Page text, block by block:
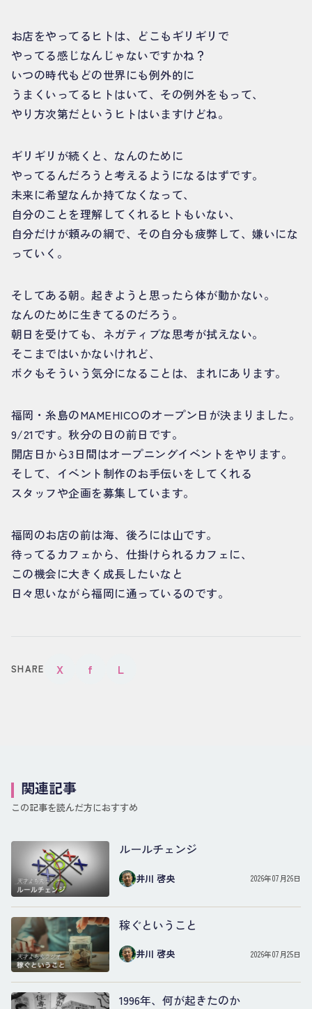
お店をやってるヒトは、どこもギリギリで
やってる感じなんじゃないですかね？
いつの時代もどの世界にも例外的に
うまくいってるヒトはいて、その例外をもって、
やり方次第だというヒトはいますけどね。
ギリギリが続くと、なんのために
やってるんだろうと考えるようになるはずです。
未来に希望なんか持てなくなって、
自分のことを理解してくれるヒトもいない、
自分だけが頼みの綱で、その自分も疲弊して、嫌いにな
っていく。
そしてある朝。起きようと思ったら体が動かない。
なんのために生きてるのだろう。
朝日を受けても、ネガティブな思考が拭えない。
そこまではいかないけれど、
ボクもそういう気分になることは、まれにあります。
福岡・糸島のMAMEHICOのオープン日が決まりました。
9/21です。秋分の日の前日です。
開店日から3日間はオープニングイベントをやります。
そして、イベント制作のお手伝いをしてくれる
スタッフや企画を募集しています。
福岡のお店の前は海、後ろには山です。
待ってるカフェから、仕掛けられるカフェに、
この機会に大きく成長したいなと
日々思いながら福岡に通っているのです。
SHARE X f L
関連記事
この記事を読んだ方におすすめ
ルールチェンジ
井川 啓央 2026年07月26日
稼ぐということ
井川 啓央 2026年07月25日
1996年、何が起きたのか